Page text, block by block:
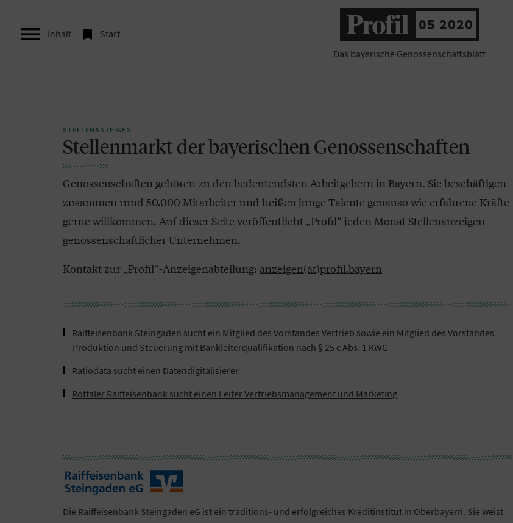
 Inhalt  Start
05 2020
Das bayerische Genossenschaftsblatt
STELLENANZEIGEN
Stellenmarkt der bayerischen Genossenschaften
Genossenschaften gehören zu den bedeutendsten Arbeitgebern in Bayern. Sie beschäftigen
zusammen rund 50.000 Mitarbeiter und heißen junge Talente genauso wie erfahrene Kräfte
gerne willkommen. Auf dieser Seite veröffentlicht „Profil“ jeden Monat Stellenanzeigen
genossenschaftlicher Unternehmen.
Kontakt zur „Profil“-Anzeigenabteilung: anzeigen(at)profil.bayern
Raiffeisenbank Steingaden sucht ein Mitglied des Vorstandes Vertrieb sowie ein Mitglied des Vorstandes
Produktion und Steuerung mit Bankleiterqualifikation nach § 25 c Abs. 1 KWG
Ratiodata sucht einen Datendigitalisierer
Rottaler Raiffeisenbank sucht einen Leiter Vertriebsmanagement und Marketing
Die Raiffeisenbank Steingaden eG ist ein traditions- und erfolgreiches Kreditinstitut in Oberbayern. Sie weist